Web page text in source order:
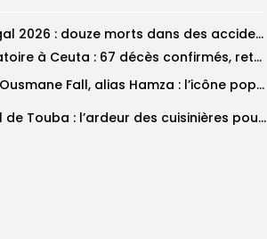
Grand Magal 2026 : douze morts dans des accidents de la route...
Crise migratoire à Ceuta : 67 décès confirmés, retour en nombre des...
Birame Ousmane Fall, alias Hamza : l’icône populaire du Grand Magal
Magal de Touba : l’ardeur des cuisinières pour relever défi de la...